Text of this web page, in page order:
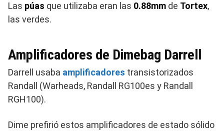
Las púas que utilizaba eran las 0.88mm de Tortex,
las verdes.
Amplificadores de Dimebag Darrell
Darrell usaba amplificadores transistorizados
Randall (Warheads, Randall RG100es y Randall
RGH100).
Dime prefirió estos amplificadores de estado sólido